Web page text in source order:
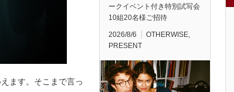
ます。そこまで言っ
ークイベント付き特別試写会
10組20名様ご招待
2026/8/6 OTHERWISE
PRESENT